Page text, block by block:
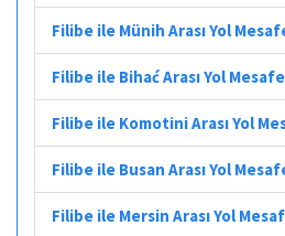
Filibe ile Münih Arası Yol
Filibe ile Bihać Arası Yol
Filibe ile Komotini Arası Yol
Filibe ile Busan Arası Yol
Filibe ile Mersin Arası Yol